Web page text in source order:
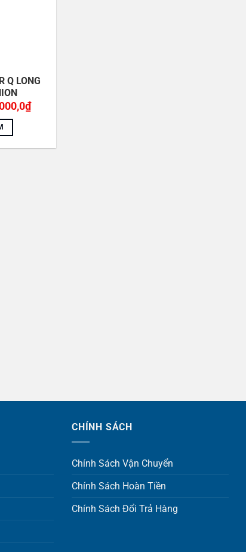
Q LONG
₫Giá
225.000,0₫.
CHÍNH SÁCH
Chính Sách Vận Chuyển
Chính Sách Hoàn Tiền
Chính Sách Đổi Trả Hàng